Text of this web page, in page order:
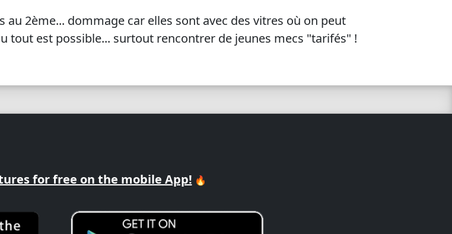
2ème... dommage car elles sont avec des vitres où on peut
tout est possible... surtout rencontrer de jeunes mecs "tarifés" !
for free on the mobile App! 🔥